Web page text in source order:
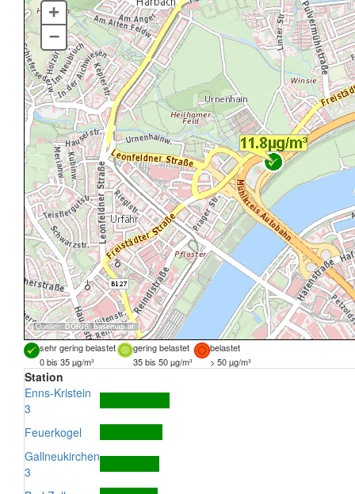
Quellen: DORIS,basemap.at
+
–
sehr gering belastet gering belastet
belastet
0 bis 35 µg/m³
35 bis 50 µg/m³ > 50 µg/m³
Station
Enns-Kristein
3
Feuerkogel
Gallneukirchen
3